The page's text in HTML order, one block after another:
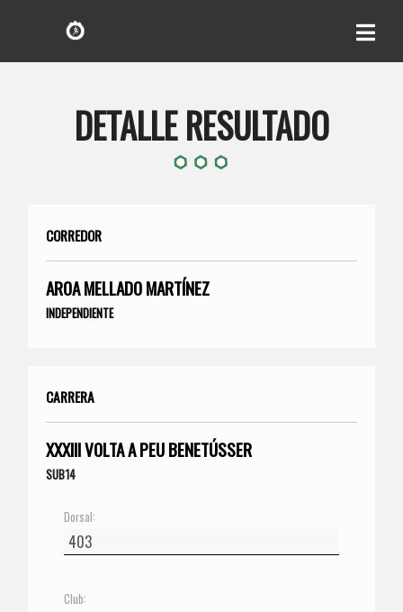
DETALLE RESULTADO
CORREDOR
AROA MELLADO MARTÍNEZ
INDEPENDIENTE
CARRERA
XXXIII VOLTA A PEU BENETÚSSER
SUB14
Dorsal:
Club: